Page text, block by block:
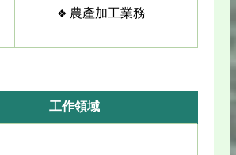
農產加工業務
工作領域